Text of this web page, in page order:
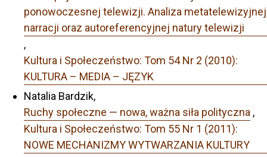
ponowoczesnej telewizji. Analiza metatelewizyjnej
narracji oraz autoreferencyjnej natury telewizji
,
Kultura i Społeczeństwo: Tom 54 Nr 2 (2010):
KULTURA – MEDIA – JĘZYK
Natalia Bardzik,
Ruchy społeczne — nowa, ważna siła polityczna ,
Kultura i Społeczeństwo: Tom 55 Nr 1 (2011):
NOWE MECHANIZMY WYTWARZANIA KULTURY